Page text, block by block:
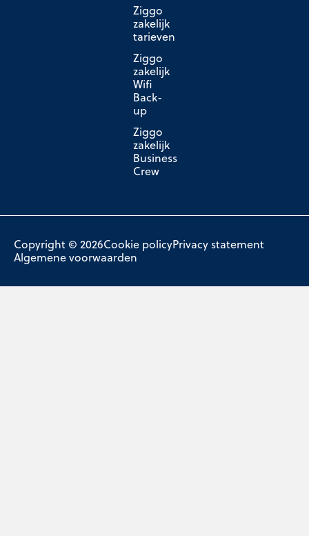
Ziggo
zakelijk
tarieven
Ziggo
zakelijk
Wifi
Back-
up
Ziggo
zakelijk
Business
Crew
Copyright © 2026Cookie policyPrivacy statement
Algemene voorwaarden